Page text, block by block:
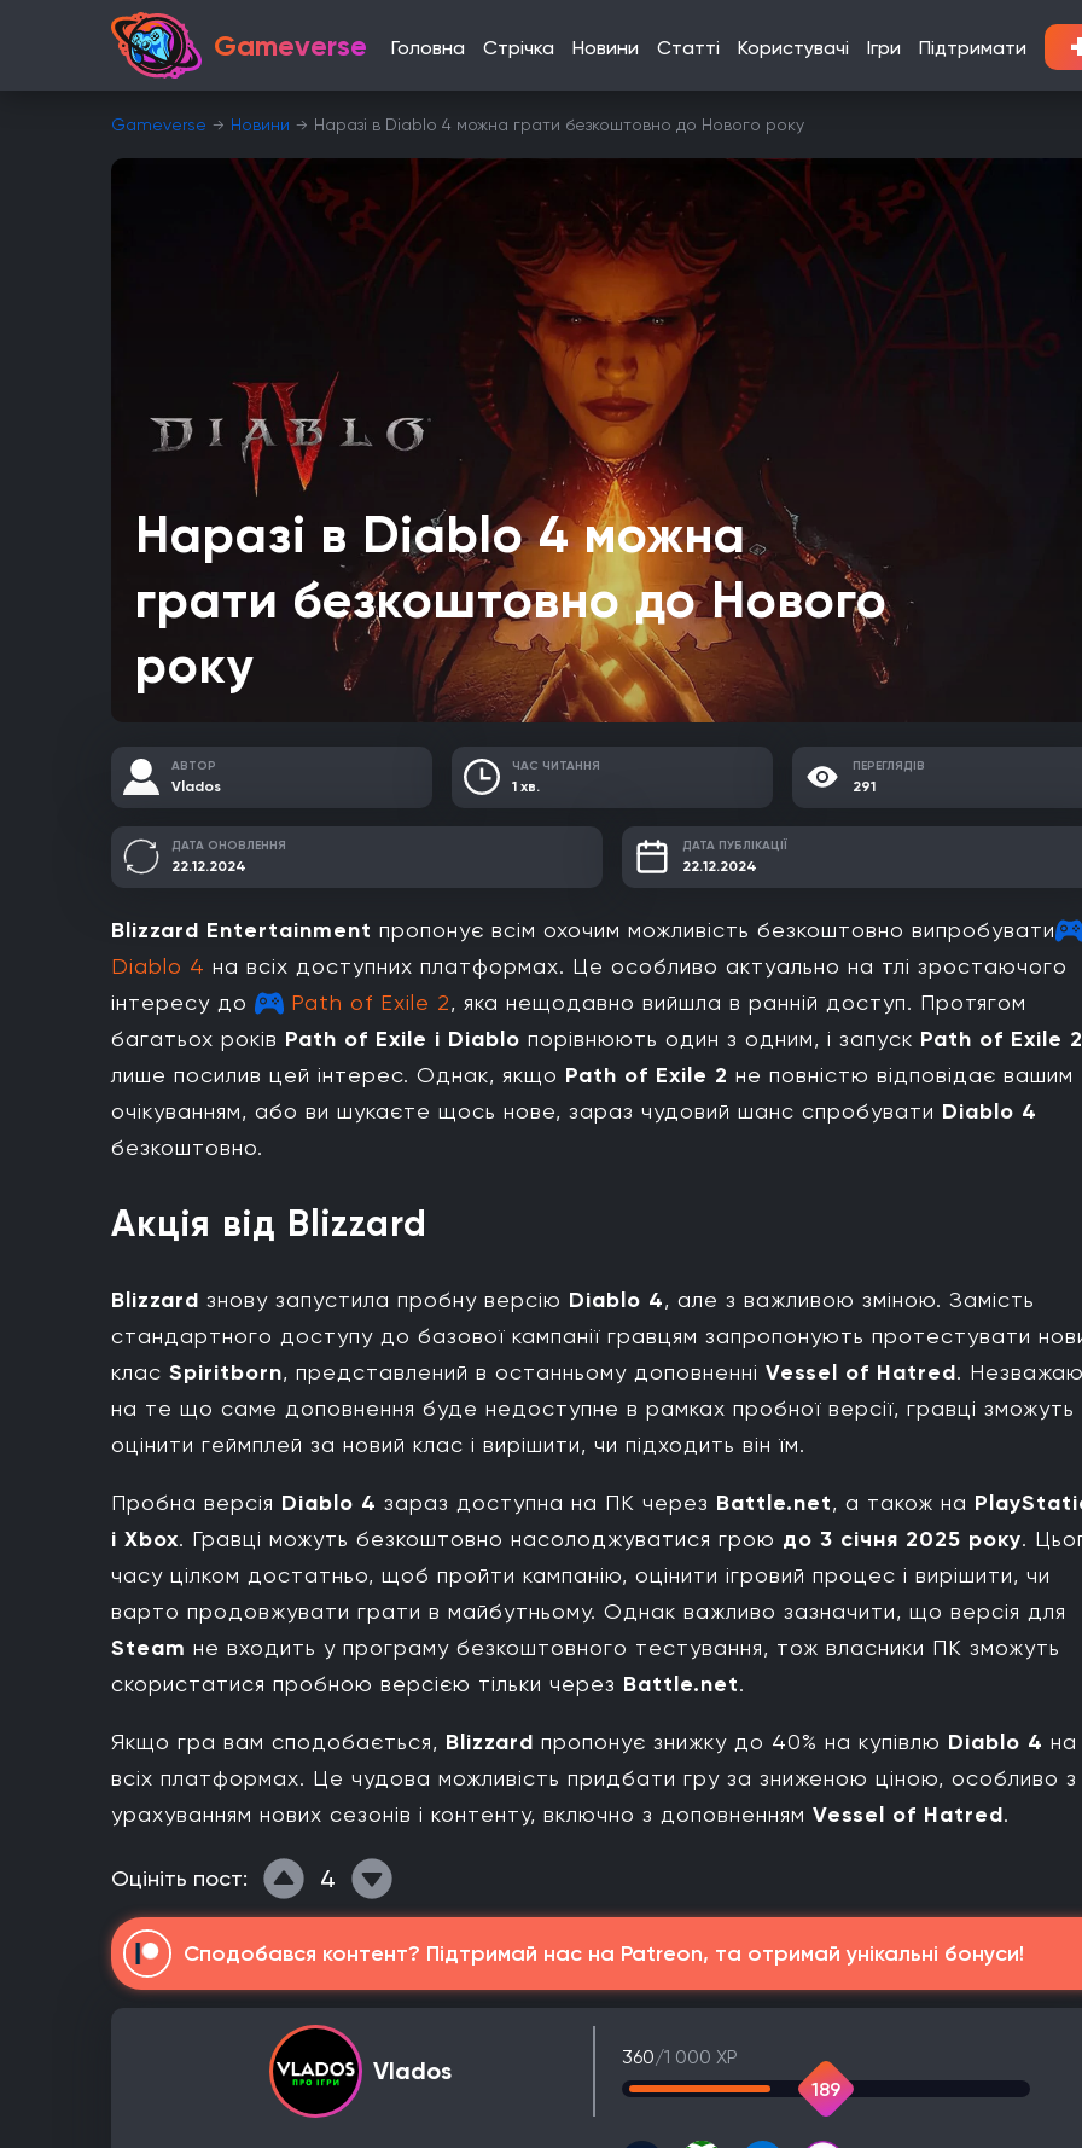
Gameverse Головна Стрічка Новини Статті Користувачі Ігри Підтримати
Gameverse Новини Наразі в Diablo 4 можна грати безкоштовно до Нового року
Наразі в Diablo 4 можна
грати безкоштовно до Нового
року
АВТОР
Vlados
ЧАС ЧИТАННЯ
1 хв.
ПЕРЕГЛЯДІВ
291
ДАТА ОНОВЛЕННЯ
22.12.2024
ДАТА ПУБЛІКАЦІЇ
22.12.2024
Blizzard Entertainment пропонує всім охочим можливість безкоштовно випробувати
Diablo 4 на всіх доступних платформах. Це особливо актуально на тлі зростаючого
інтересу до
Path of Exile 2, яка нещодавно вийшла в ранній доступ. Протягом
багатьох років Path of Exile і Diablo порівнюють один з одним, і запуск Path of Exile 2
лише посилив цей інтерес. Однак, якщо Path of Exile 2 не повністю відповідає вашим
очікуванням, або ви шукаєте щось нове, зараз чудовий шанс спробувати Diablo 4
безкоштовно.
Акція від Blizzard
Blizzard знову запустила пробну версію Diablo 4, але з важливою зміною. Замість
стандартного доступу до базової кампанії гравцям запропонують протестувати
клас Spiritborn, представлений в останньому доповненні Vessel of Hatred.
на те що саме доповнення буде недоступне в рамках пробної версії, гравці зможуть
оцінити геймплей за новий клас і вирішити, чи підходить він їм.
Пробна версія Diablo 4 зараз доступна на ПК через Battle.net, а також на
і Xbox. Гравці можуть безкоштовно насолоджуватися грою до 3 січня 2025 року.
часу цілком достатньо, щоб пройти кампанію, оцінити ігровий процес і вирішити, чи
варто продовжувати грати в майбутньому. Однак важливо зазначити, що версія для
Steam не входить у програму безкоштовного тестування, тож власники ПК зможуть
скористатися пробною версією тільки через Battle.net.
Якщо гра вам сподобається, Blizzard пропонує знижку до 40% на купівлю Diablo 4 на
всіх платформах. Це чудова можливість придбати гру за зниженою ціною, особливо з
урахуванням нових сезонів і контенту, включно з доповненням Vessel of Hatred.
Оцініть пост: 4
Сподобався контент? Підтримай нас на Patreon, та отримай унікальні бонуси!
Vlados 360/1 000 XP
189